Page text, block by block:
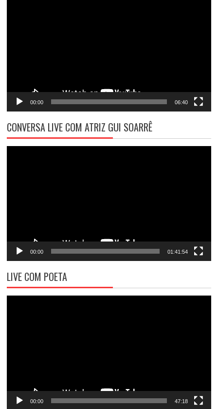
00:00 06:40
CONVERSA LIVE COM ATRIZ GUI SOARRÊ
00:00 01:41:54
LIVE COM POETA
00:00 47:18